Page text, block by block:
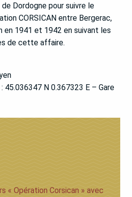
Dordogne pour suivre le
CORSICAN entre Bergerac,
en 1941 et 1942 en suivant les
de cette affaire.
: 45.036347 N 0.367323 E – Gare
« Opération Corsican » avec